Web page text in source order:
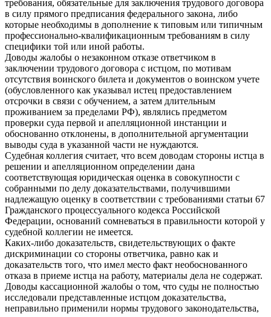
требования, обязательные для заключения трудового договора
в силу прямого предписания федерального закона, либо
которые необходимы в дополнение к типовым или типичным
профессионально-квалификационным требованиям в силу
специфики той или иной работы.
Доводы жалобы о незаконном отказе ответчиком в
заключении трудового договора с истцом, по мотивам
отсутствия воинского билета и документов о воинском учете
(обусловленного как указывал истец предоставлением
отсрочки в связи с обучением, а затем длительным
проживанием за пределами РФ), являлись предметом
проверки суда первой и апелляционной инстанции и
обоснованно отклонены, в дополнительной аргументации
выводы суда в указанной части не нуждаются.
Судебная коллегия считает, что всем доводам стороны истца в
решении и апелляционном определении дана
соответствующая юридическая оценка в совокупности с
собранными по делу доказательствами, получившими
надлежащую оценку в соответствии с требованиями статьи 67
Гражданского процессуального кодекса Российской
Федерации, оснований сомневаться в правильности которой у
судебной коллегии не имеется.
Каких-либо доказательств, свидетельствующих о факте
дискриминации со стороны ответчика, равно как и
доказательств того, что имел место факт необоснованного
отказа в приеме истца на работу, материалы дела не содержат.
Доводы кассационной жалобы о том, что суды не полностью
исследовали представленные истцом доказательства,
неправильно применили нормы трудового законодательства,